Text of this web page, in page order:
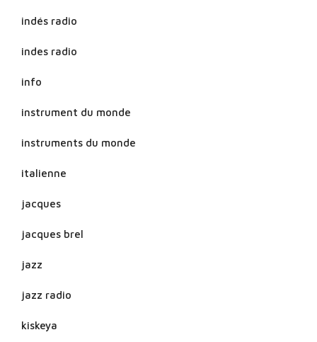
indés radio
indes radio
info
instrument du monde
instruments du monde
italienne
jacques
jacques brel
jazz
jazz radio
kiskeya